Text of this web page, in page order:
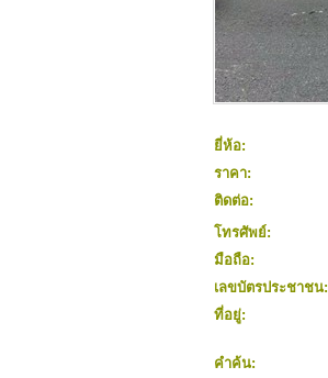
ยี่ห้อ:
ราคา:
ติดต่อ:
โทรศัพย์:
มือถือ:
เลขบัตรประชาชน:
ที่อยู่:
คำค้น: